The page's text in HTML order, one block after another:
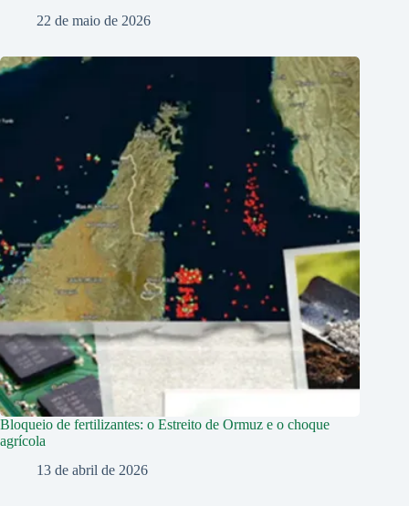
22 de maio de 2026
Bloqueio de fertilizantes: o Estreito de Ormuz e o choque
agrícola
13 de abril de 2026